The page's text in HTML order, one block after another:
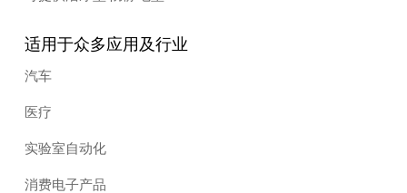
适用于众多应用及行业
汽车
医疗
实验室自动化
消费电子产品